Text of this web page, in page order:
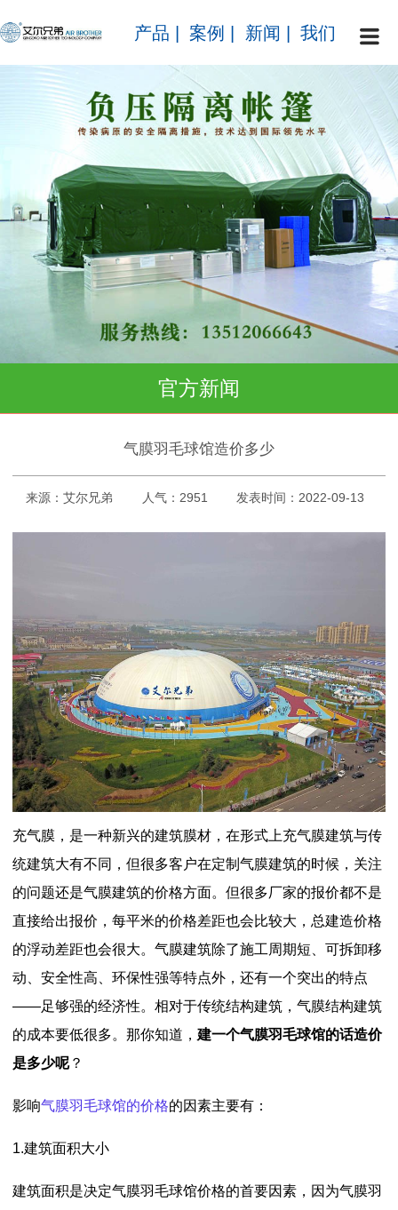
产品 案例 新闻 我们
官方新闻
气膜羽毛球馆造价多少
来源：艾尔兄弟 人气：2951 发表时间：2022-09-13
充气膜，是一种新兴的建筑膜材，在形式上充气膜建筑与传
统建筑大有不同，但很多客户在定制气膜建筑的时候，关注
的问题还是气膜建筑的价格方面。但很多厂家的报价都不是
直接给出报价，每平米的价格差距也会比较大，总建造价格
的浮动差距也会很大。气膜建筑除了施工周期短、可拆卸移
动、安全性高、环保性强等特点外，还有一个突出的特点
——足够强的经济性。相对于传统结构建筑，气膜结构建筑
的成本要低很多。那你知道， 建一个气膜羽毛球馆的话造价
是多少呢？
影响气膜羽毛球馆的价格的因素主要有：
1.建筑面积大小
建筑面积是决定气膜羽毛球馆价格的首要因素，因为气膜羽